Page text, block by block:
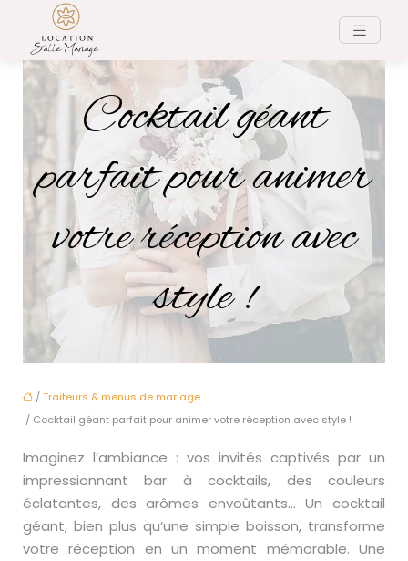
Cocktail géant
parfait pour animer
votre réception avec
style !
/Traiteurs & menus de mariage
/ Cocktail géant parfait pour animer votre réception avec style !
Imaginez l’ambiance : vos invités captivés par un
impressionnant bar à cocktails, des couleurs
éclatantes, des arômes envoûtants… Un cocktail
géant, bien plus qu’une simple boisson, transforme
votre réception en un moment mémorable. Une